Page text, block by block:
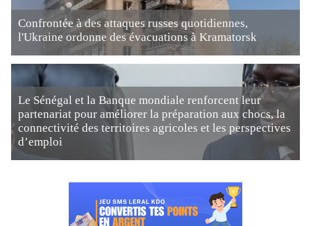
Confrontée à des attaques russes quotidiennes,
l'Ukraine ordonne des évacuations à Kramatorsk
Le Sénégal et la Banque mondiale renforcent leur
partenariat pour améliorer la préparation aux chocs, la
connectivité des territoires agricoles et les perspectives
d’emploi